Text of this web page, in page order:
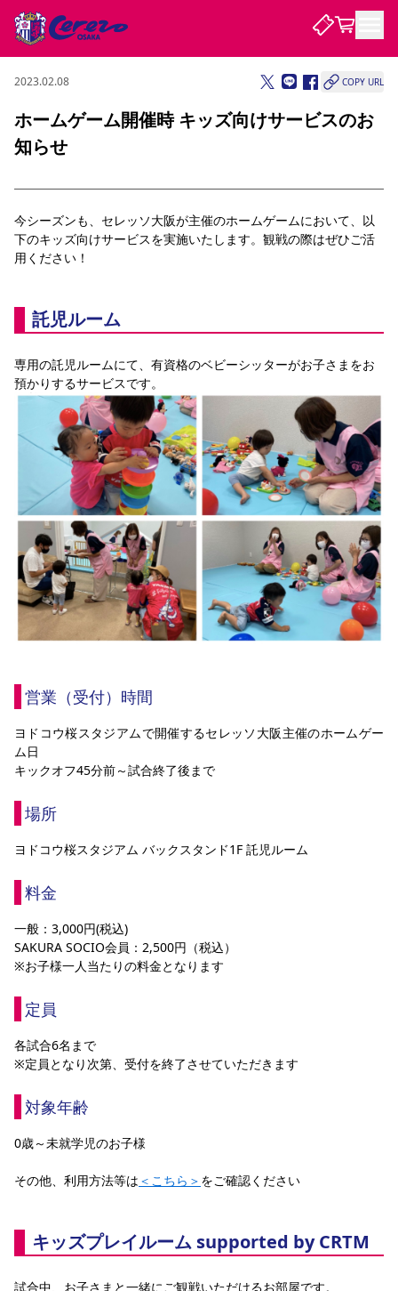
試合・チーム
試合について
チームについて
選手・スタッフ スケジュール メディア情報 アクセス レディース
アカデミー
観戦する
チケット情報 販売スケジュール 価格・席種
購入方法
シーズンシート
特定興行入場券
初めて観戦ガイド キッズ向けサービス グルメ マッチデープログラム
スタジアム
YANMAR HANASAKA STADIUM
DAZNで観戦
DAZNで観戦
アウェイツアー
アウェイツアー
よくある質問
よくある質問
サポートする
パートナー企業募集中 セレッソ大阪VISAカード
サポートスタッフ
セレッソアイデアちょうだいな
Lise（ライセンスビジネス）
サステナビリティ
サステナビリティポリシー SDGsのゴール インパクトレポート
活動レポート SPORT POSITIVE LEAGUES 取り組み実績
スポーツクラブ
スポーツクラブ
関連団体/施設
長居公園 セレッソフットサルパーク
セレッソフットサルパーク長居
セレッソスポーツパーク舞洲 YANMAR HANASAKA STADIUM
セレッソ大阪アカデミー 子供のサッカースクール
大人のサッカースクール その他スポーツクラブ
ファンクラブ
ファンクラブ
SAKURA SOCIO SAKURA POINT Program 招待券引換方法 先行入場
まいセレチケット 会員規定
ニュース
ニュース
すべて チーム グッズ チケット
ファンクラブ
ホームタウン パートナー スポーツクラブ メディア 30周年
レディース
アカデミー
2023.02.08 COPY URL
ホームゲーム開催時 キッズ向けサービスのお
知らせ
今シーズンも、セレッソ大阪が主催のホームゲームにおいて、以
下のキッズ向けサービスを実施いたします。観戦の際はぜひご活
用ください！
託児ルーム
専用の託児ルームにて、有資格のベビーシッターがお子さまをお
預かりするサービスです。
営業（受付）時間
ヨドコウ桜スタジアムで開催するセレッソ大阪主催のホームゲー
ム日
キックオフ45分前～試合終了後まで
場所
ヨドコウ桜スタジアム バックスタンド1F 託児ルーム
料金
一般：3,000円(税込)
SAKURA SOCIO会員：2,500円（税込）
※お子様一人当たりの料金となります
定員
各試合6名まで
※定員となり次第、受付を終了させていただきます
対象年齢
0歳～未就学児のお子様
その他、利用方法等は ＜こちら＞ をご確認ください
キッズプレイルーム supported by CRTM
試合中、お子さまと一緒にご観戦いただけるお部屋です。